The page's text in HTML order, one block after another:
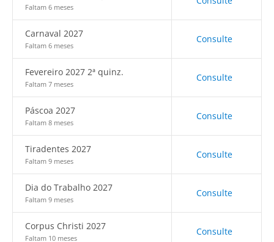
Faltam 6 meses
Carnaval 2027
Faltam 6 meses
Consulte
Fevereiro 2027 2ª quinz.
Faltam 7 meses
Consulte
Páscoa 2027
Faltam 8 meses
Consulte
Tiradentes 2027
Faltam 9 meses
Consulte
Dia do Trabalho 2027
Faltam 9 meses
Consulte
Corpus Christi 2027
Faltam 10 meses
Consulte